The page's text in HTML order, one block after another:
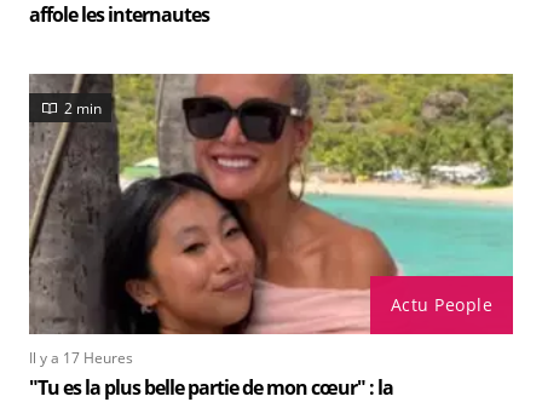
affole les internautes
Actu People
2 min
Il y a 17 Heures
"Tu es la plus belle partie de mon cœur" : la